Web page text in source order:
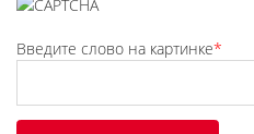
Введите слово на картинке*